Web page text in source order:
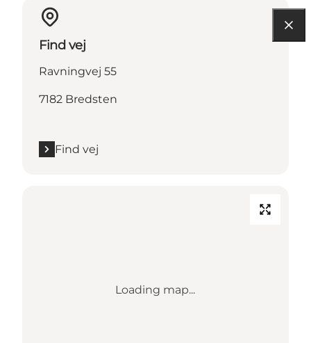
Find vej
Ravningvej 55
7182 Bredsten
Find vej
Loading map...